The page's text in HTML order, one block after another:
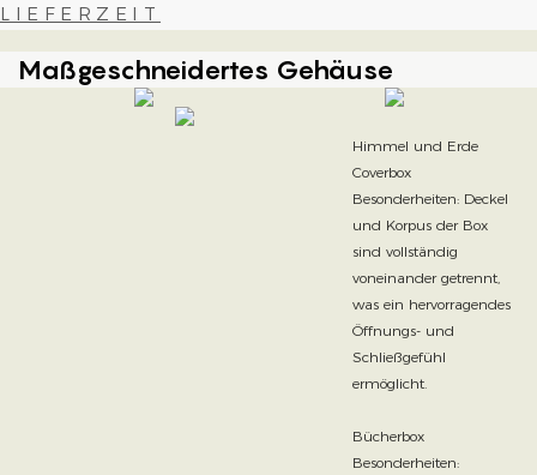
LIEFERZEIT
Maßgeschneidertes Gehäuse
Himmel und Erde
Coverbox
Besonderheiten: Deckel
und Korpus der Box
sind vollständig
voneinander getrennt,
was ein hervorragendes
Öffnungs- und
Schließgefühl
ermöglicht.
Bücherbox
Besonderheiten: